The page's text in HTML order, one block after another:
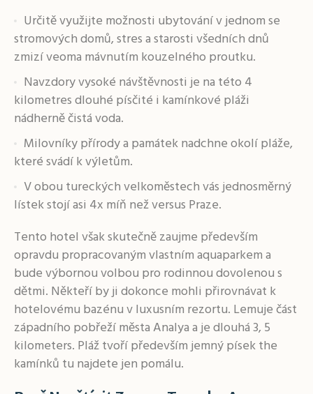
Určitě využijte možnosti ubytování v jednom se
stromových domů, stres a starosti všedních dnů
zmizí veoma mávnutím kouzelného proutku.
Navzdory vysoké návštěvnosti je na této 4
kilometres dlouhé písčité i kamínkové pláži
nádherně čistá voda.
Milovníky přírody a památek nadchne okolí pláže,
které svádí k výletům.
V obou tureckých velkoměstech vás jednosměrný
lístek stojí asi 4x míň než versus Praze.
Tento hotel však skutečně zaujme především
opravdu propracovaným vlastním aquaparkem a
bude výbornou volbou pro rodinnou dovolenou s
dětmi. Někteří by ji dokonce mohli přirovnávat k
hotelovému bazénu v luxusním rezortu. Lemuje část
západního pobřeží města Analya a je dlouhá 3, 5
kilometers. Pláž tvoří především jemný písek the
kamínků tu najdete jen pomálu.